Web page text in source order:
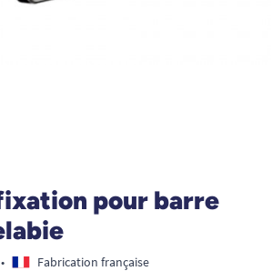
pour barre
• Fabrication française